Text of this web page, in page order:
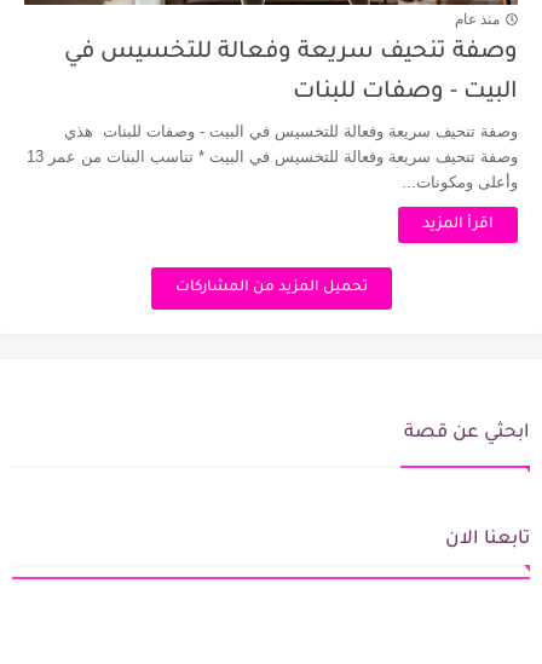
منذ عام
وصفة تنحيف سريعة وفعالة للتخسيس في
البيت - وصفات للبنات
وصفة تنحيف سريعة وفعالة للتخسيس في البيت - وصفات للبنات هذي
وصفة تنحيف سريعة وفعالة للتخسيس في البيت * تناسب البنات من عمر 13
وأعلى ومكونات...
اقرأ المزيد
تحميل المزيد من المشاركات
ابحثي عن قصة
تابعنا الان